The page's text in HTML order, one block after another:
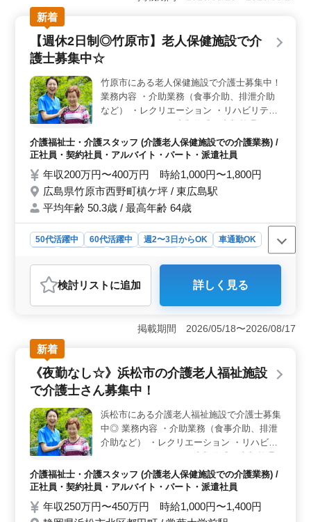
境です。 ＜勤務条件＞ 週3〜5日勤務のシフト制
で、週休2日制です。年間休日は120日あり、ワークライ
フバランスを保ちやすいです。無料駐車場が完備で、車
通勤が可能です。社会保険完備で安心して長期勤務でき
ます。 ＜キャリアアップ＞ 介護の経験が1年以上あ
です。身体機能の維持・回復サポート、看護師補助など
多岐にわたる業務内容があり、スキルアップも望めま
す。
新着
【週休2日制◎竹原市】老人保健施設で介
護士募集中☆
竹原市にある老人保健施設で介護士募集中！
業務内容 ・介助業務（食事介助、排泄介助
など） ・レクリエーション ・リハビリテー
ションサポート ・書類作成、書類整理 ・サ
ービス利用者の家族との相談、助言 備考 ＊
シフト制(週3日以上相談可能) ＊交通費実費
ります♪
介護福祉士・介護スタッフ (介護老人保健施設での介護業務) /
正社員・契約社員・アルバイト・パート・派遣社員
年収200万円〜400万円 時給1,000円〜1,800円
広島県竹原市西野町槙ケ坪 / 東広島駅
平均年齢 50.3歳 / 最高年齢 64歳
50代活躍中 60代活躍中 週2〜3日からOK
車通勤OK
おすすめポイント
＜週休2日制でのワークライフバランス＞ この老人保健
施設では、週休2日制を採用しています。これにより、仕
事とプライベートのバランスを保ちながら勤務できま
す。長期的に働くことを考えたとき、この点は非常に重
要です。 ＜利便性の高い立地＞ 広島県竹原市のこ
の施設は、公共交通機関での通勤が便利です。さらに無
料駐車場も完備されており、車通勤も可能です。このア
す。 ＜経験を活かせる職場環境＞ 必要な資格とし
てヘルパー2級以上が求められ、介護経験1年以上の経験
者を募集しています。 スタッフがそれぞれの経験と知
識を活かし、質の高いケアを提供できる環境が整ってい
ます。
検討リスト に追加 詳しく見る
掲載期間 2026/05/18〜2026/08/17
新着
《夜勤なし☆》浜松市の介護老人福祉施設
で介護士さん募集中！
浜松市にある介護老人福祉施設で介護士募集
中◎ 業務内容 ・介助業務（食事介助、排泄
介助など） ・レクリエーション ・リハビリ
・サービス利用者の家族との相談、助言 備
考 ＊シフト制(週3日以上相談可能) ＊交通費
設です。 まずはお気軽にお問い合わせくだ
介護福祉士・介護スタッフ (介護老人保健施設での介護業務) /
正社員・契約社員・アルバイト・パート・派遣社員
年収250万円〜450万円 時給1,000円〜1,400円